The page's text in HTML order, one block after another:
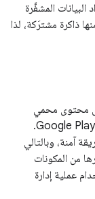
البيانات المشفَّرة
ذاكرة مشترَكة، لذا
محتوى محمي
بموجب إدارة الحقوق الرقمية، مثل الأفلام في أفلام Google Play.
آمنة، وبالتالي
من المكونات
عملية إدارة